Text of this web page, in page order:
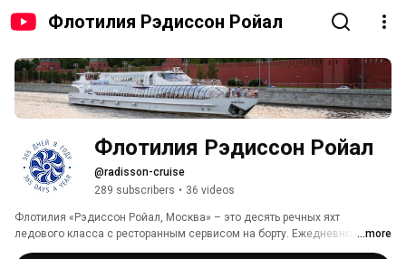
Флотилия Рэдиссон Ройал
Флотилия Рэдиссон Ройал
@radisson-cruise
289 subscribers • 36 videos
Флотилия «Рэдиссон Ройал, Москва» – это десять речных яхт
ледового класса с ресторанным сервисом на борту. Ежедневно и
круглый год яхты совершают экскурсионно-развлекательные рейсы по
...more